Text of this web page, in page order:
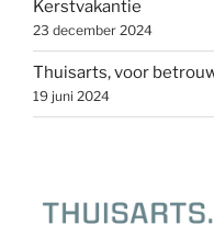
Kerstvakantie
23 december 2024
Thuisarts, voor
19 juni 2024